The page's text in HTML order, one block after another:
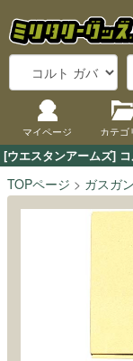
[ウエスタンアームズ]
マイページ カテゴ
TOPページ ガスガン